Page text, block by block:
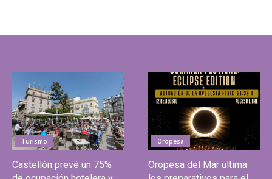
Turismo
Castellón prevé un 75%
Oropesa
Oropesa del Mar ultima